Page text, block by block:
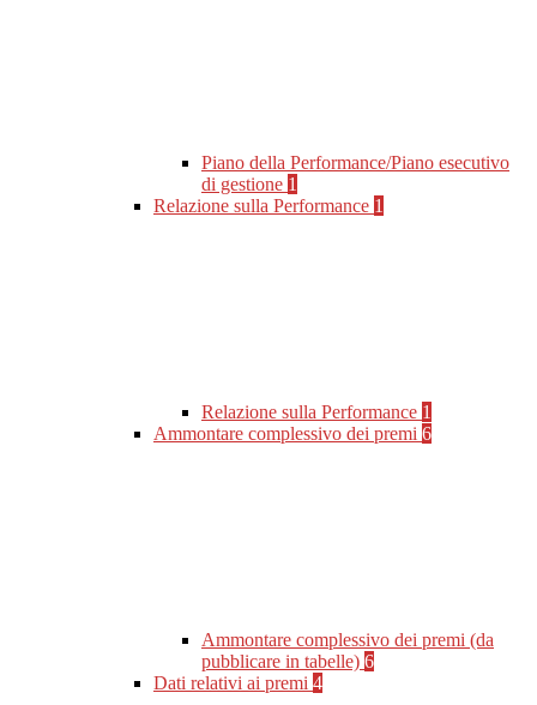
Piano della Performance/Piano esecutivo
di gestione 1
Relazione sulla Performance 1
Relazione sulla Performance 1
Ammontare complessivo dei premi 6
Ammontare complessivo dei premi (da
pubblicare in tabelle) 6
Dati relativi ai premi 4